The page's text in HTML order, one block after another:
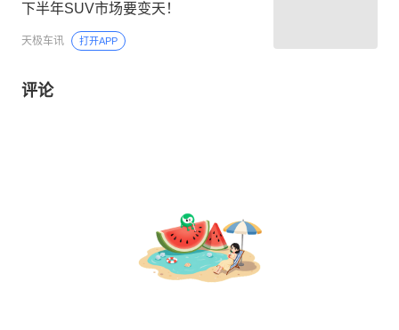
下半年SUV市场要变天！
天极车讯 打开APP
评论